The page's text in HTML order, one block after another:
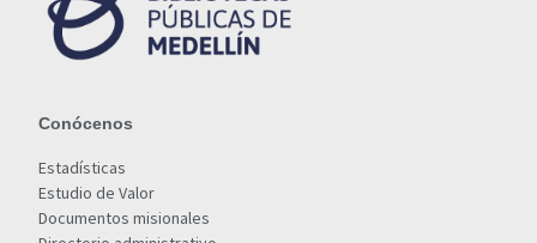
Conócenos
Estadísticas
Estudio de Valor
Documentos misionales